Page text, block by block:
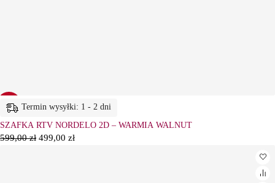
17% Termin wysyłki: 1 - 2 dni
SZAFKA RTV NORDELO 2D – WARMIA WALNUT
599,00zł 499,00 zł